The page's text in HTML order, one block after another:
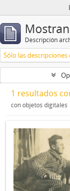
Descripción
Sólo las
1 resultados
con objetos digitales